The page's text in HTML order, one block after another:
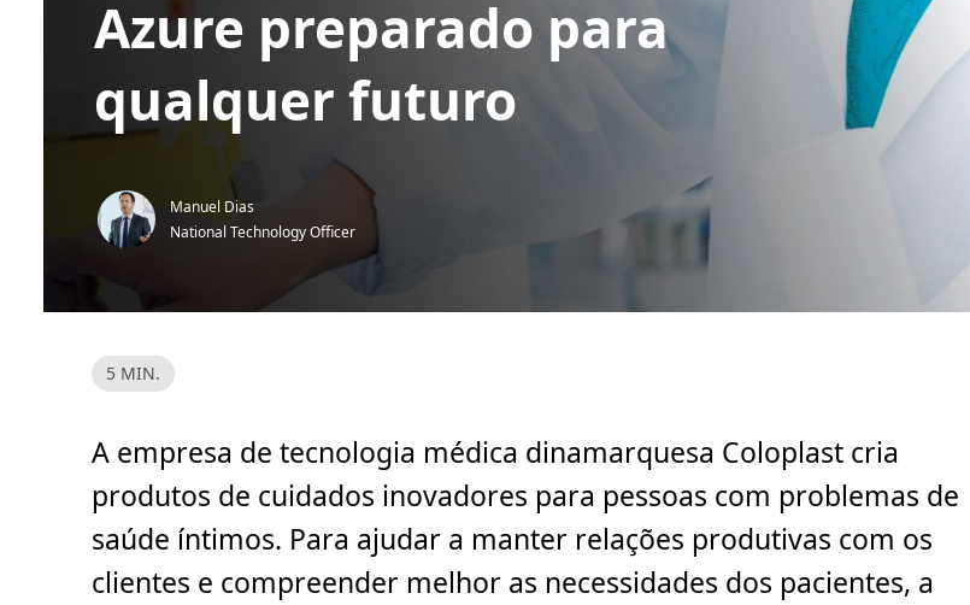
Azure preparado para
qualquer futuro
Manuel Dias
National Technology Officer
T
e
d
e
e
i
t
u
a
5 MIN.
A empresa de tecnologia médica dinamarquesa Coloplast cria
produtos de cuidados inovadores para pessoas com problemas de
saúde íntimos. Para ajudar a manter relações produtivas com os
clientes e compreender melhor as necessidades dos pacientes, a